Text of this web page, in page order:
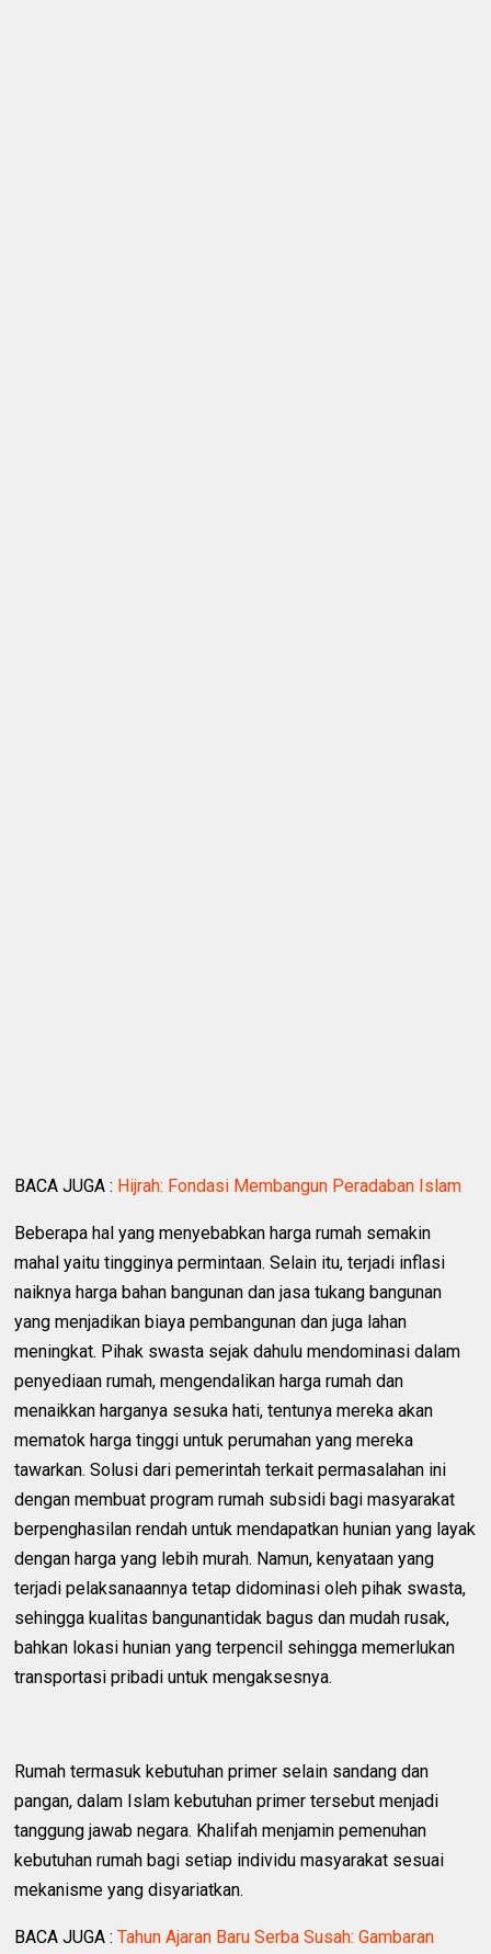
BACA JUGA : Hijrah: Fondasi Membangun Peradaban Islam
Beberapa hal yang menyebabkan harga rumah semakin
mahal yaitu tingginya permintaan. Selain itu, terjadi inflasi
naiknya harga bahan bangunan dan jasa tukang bangunan
yang menjadikan biaya pembangunan dan juga lahan
meningkat. Pihak swasta sejak dahulu mendominasi dalam
penyediaan rumah, mengendalikan harga rumah dan
menaikkan harganya sesuka hati, tentunya mereka akan
mematok harga tinggi untuk perumahan yang mereka
tawarkan. Solusi dari pemerintah terkait permasalahan ini
dengan membuat program rumah subsidi bagi masyarakat
berpenghasilan rendah untuk mendapatkan hunian yang layak
dengan harga yang lebih murah. Namun, kenyataan yang
terjadi pelaksanaannya tetap didominasi oleh pihak swasta,
sehingga kualitas bangunantidak bagus dan mudah rusak,
bahkan lokasi hunian yang terpencil sehingga memerlukan
transportasi pribadi untuk mengaksesnya.
Rumah termasuk kebutuhan primer selain sandang dan
pangan, dalam Islam kebutuhan primer tersebut menjadi
tanggung jawab negara. Khalifah menjamin pemenuhan
kebutuhan rumah bagi setiap individu masyarakat sesuai
mekanisme yang disyariatkan.
BACA JUGA :Tahun Ajaran Baru Serba Susah: Gambaran